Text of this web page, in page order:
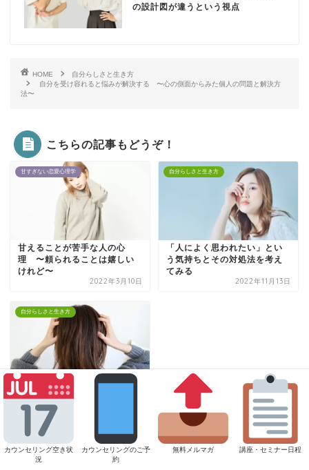
の設計図が違うという視点
HOME
自分らしさと生き方
自分を受け容れると悩みが解決する 〜心の側面からみた個人の問題と解決方
法〜
こちらの記事もどうぞ！
甘すぎない恋愛心理学
甘えることが苦手な人の心
理 〜頼られることは嬉しい
けれど〜
2022年3月10日
自分らしさと生き方
「人によく思われたい」とい
う気持ちとその対処法を考え
てみる
2022年11月13日
自分らしさと生き方
巻き込まれやすい人の心理｜
共感力が高い人ほどトラブル
に近づいてしまう理由
カウンセリング空き状
況
カウンセリングのご予
約
無料メルマガ 講座・セミナー日程